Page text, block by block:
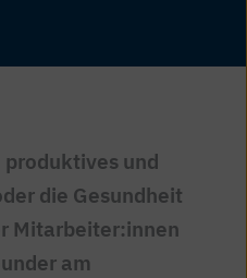
und
die Gesundheit
Mitarbeiter:innen
am